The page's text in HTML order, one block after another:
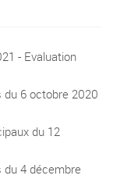
- Evaluation
du 6 octobre 2020
du 12
du 4 décembre